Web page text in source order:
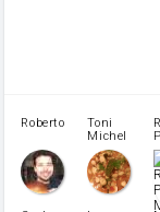
Harina para bizcocho
patatas
pimiento rojo
Pimentón
Roberto
Toni
Michel
Caubet